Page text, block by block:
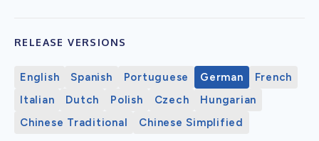
RELEASE VERSIONS
English Spanish Portuguese German
French
Italian
Dutch Polish Czech
Hungarian
Chinese Traditional
Chinese Simplified